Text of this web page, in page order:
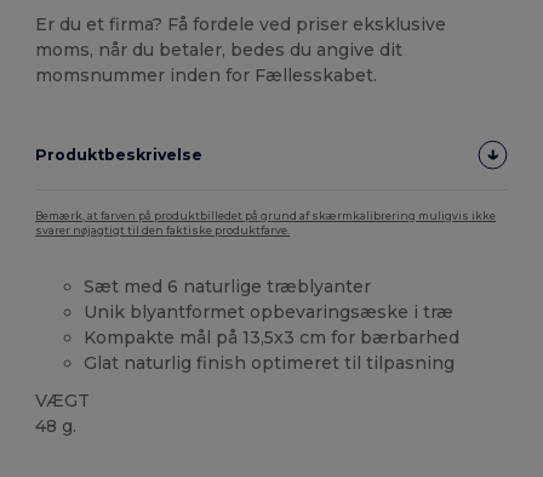
Er du et firma? Få fordele ved priser eksklusive
moms, når du betaler, bedes du angive dit
momsnummer inden for Fællesskabet.
Produktbeskrivelse
Bemærk, at farven på produktbilledet på grund af skærmkalibrering muligvis ikke
svarer nøjagtigt til den faktiske produktfarve.
Sæt med 6 naturlige træblyanter
Unik blyantformet opbevaringsæske i træ
Kompakte mål på 13,5x3 cm for bærbarhed
Glat naturlig finish optimeret til tilpasning
VÆGT
48 g.